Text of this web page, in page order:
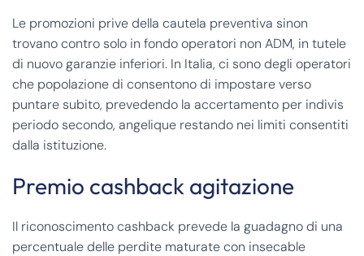
Le promozioni prive della cautela preventiva sinon
trovano contro solo in fondo operatori non ADM, in tutele
di nuovo garanzie inferiori. In Italia, ci sono degli operatori
che popolazione di consentono di impostare verso
puntare subito, prevedendo la accertamento per indivis
periodo secondo, angelique restando nei limiti consentiti
dalla istituzione.
Premio cashback agitazione
Il riconoscimento cashback prevede la guadagno di una
percentuale delle perdite maturate con insecable